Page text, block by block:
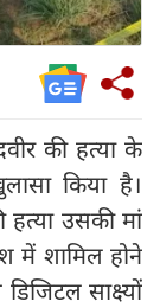
की हत्या के
किया है।
उसकी मां
में शामिल होने
साक्ष्यों